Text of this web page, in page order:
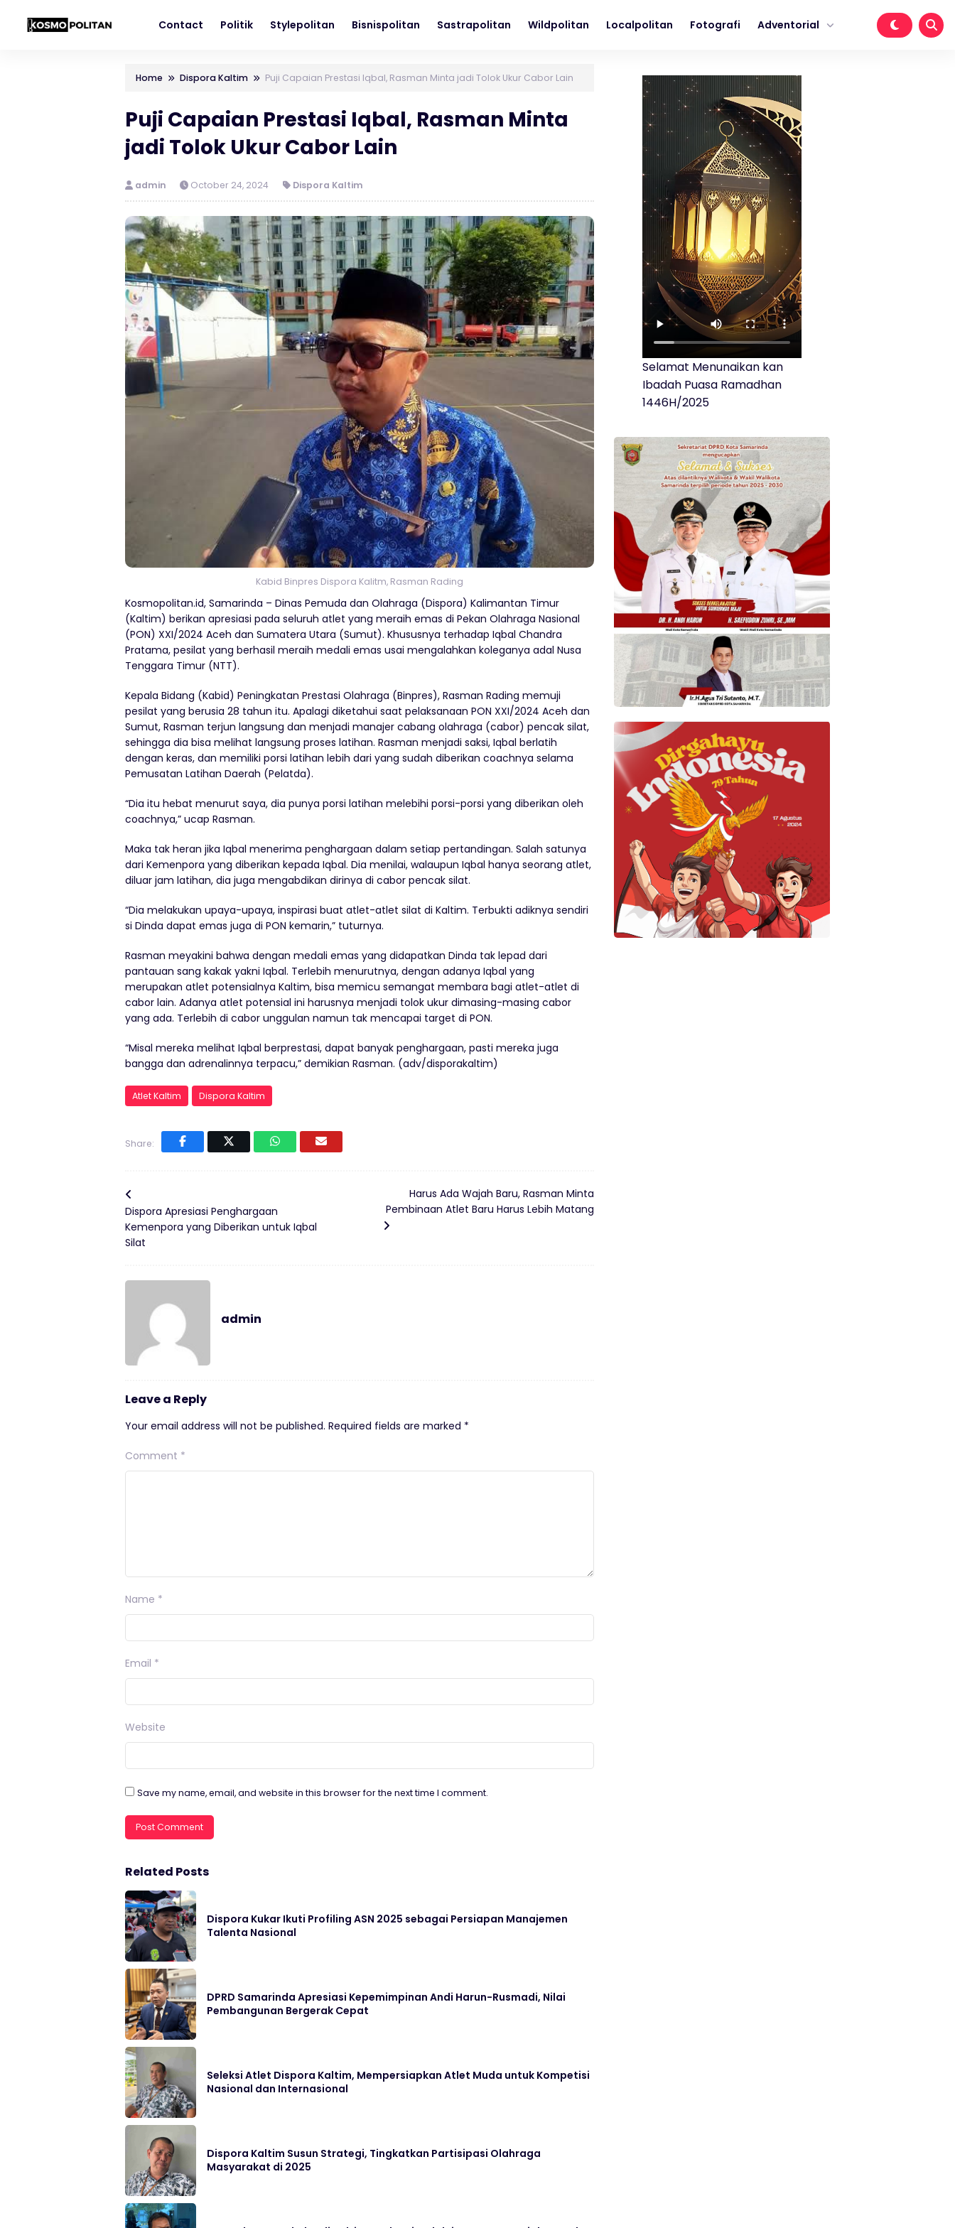
Contact Politik Stylepolitan Bisnispolitan Sastrapolitan Wildpolitan Localpolitan Fotografi Adventorial
Home Dispora Kaltim Puji Capaian Prestasi Iqbal, Rasman Minta jadi Tolok Ukur Cabor Lain
Puji Capaian Prestasi Iqbal, Rasman Minta
jadi Tolok Ukur Cabor Lain
admin October 24, 2024 Dispora Kaltim
Kabid Binpres Dispora Kalitm, Rasman Rading
Kosmopolitan.id, Samarinda – Dinas Pemuda dan Olahraga (Dispora) Kalimantan Timur
(Kaltim) berikan apresiasi pada seluruh atlet yang meraih emas di Pekan Olahraga Nasional
(PON) XXI/2024 Aceh dan Sumatera Utara (Sumut). Khususnya terhadap Iqbal Chandra
Pratama, pesilat yang berhasil meraih medali emas usai mengalahkan koleganya adal Nusa
Tenggara Timur (NTT).
Kepala Bidang (Kabid) Peningkatan Prestasi Olahraga (Binpres), Rasman Rading memuji
pesilat yang berusia 28 tahun itu. Apalagi diketahui saat pelaksanaan PON XXI/2024 Aceh dan
Sumut, Rasman terjun langsung dan menjadi manajer cabang olahraga (cabor) pencak silat,
sehingga dia bisa melihat langsung proses latihan. Rasman menjadi saksi, Iqbal berlatih
dengan keras, dan memiliki porsi latihan lebih dari yang sudah diberikan coachnya selama
Pemusatan Latihan Daerah (Pelatda).
“Dia itu hebat menurut saya, dia punya porsi latihan melebihi porsi-porsi yang diberikan oleh
coachnya,” ucap Rasman.
Maka tak heran jika Iqbal menerima penghargaan dalam setiap pertandingan. Salah satunya
dari Kemenpora yang diberikan kepada Iqbal. Dia menilai, walaupun Iqbal hanya seorang atlet,
diluar jam latihan, dia juga mengabdikan dirinya di cabor pencak silat.
“Dia melakukan upaya-upaya, inspirasi buat atlet-atlet silat di Kaltim. Terbukti adiknya sendiri
si Dinda dapat emas juga di PON kemarin,” tuturnya.
Rasman meyakini bahwa dengan medali emas yang didapatkan Dinda tak lepad dari
pantauan sang kakak yakni Iqbal. Terlebih menurutnya, dengan adanya Iqbal yang
merupakan atlet potensialnya Kaltim, bisa memicu semangat membara bagi atlet-atlet di
cabor lain. Adanya atlet potensial ini harusnya menjadi tolok ukur dimasing-masing cabor
yang ada. Terlebih di cabor unggulan namun tak mencapai target di PON.
“Misal mereka melihat Iqbal berprestasi, dapat banyak penghargaan, pasti mereka juga
bangga dan adrenalinnya terpacu,” demikian Rasman. (adv/disporakaltim)
Atlet Kaltim Dispora Kaltim
Share:
Dispora Apresiasi Penghargaan
Kemenpora yang Diberikan untuk Iqbal
Silat
Harus Ada Wajah Baru, Rasman Minta
Pembinaan Atlet Baru Harus Lebih Matang
admin
Leave a Reply
Your email address will not be published. Required fields are marked *
Comment *
Name *
Email *
Website
Save my name, email, and website in this browser for the next time I comment.
Related Posts
Dispora Kukar Ikuti Profiling ASN 2025 sebagai Persiapan Manajemen
Talenta Nasional
DPRD Samarinda Apresiasi Kepemimpinan Andi Harun-Rusmadi, Nilai
Pembangunan Bergerak Cepat
Seleksi Atlet Dispora Kaltim, Mempersiapkan Atlet Muda untuk Kompetisi
Nasional dan Internasional
Dispora Kaltim Susun Strategi, Tingkatkan Partisipasi Olahraga
Masyarakat di 2025
Selamat Menunaikan kan
Ibadah Puasa Ramadhan
1446H/2025